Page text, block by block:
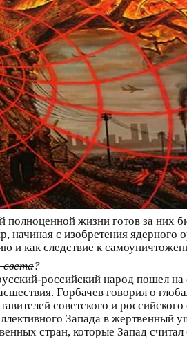
жизни готов за них
с изобретения ядерного
и как следствие к
света?
российский народ пошел
Горбачев говорил о
советского и
Запада в жертвенный
стран, которые Запад